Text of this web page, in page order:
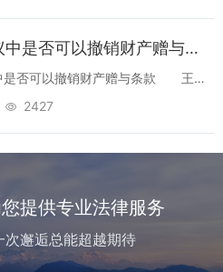
东阳婚姻律师：离婚协议中是否可以撤销财产赠与条款
否可以撤销财产赠与条款 王佳
。2009年，双方达成离婚协议，并
2427
提供专业法律服务
次邂逅总能超越期待